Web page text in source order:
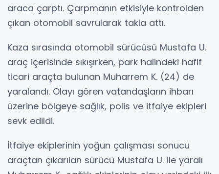
araca çarptı. Çarpmanın etkisiyle kontrolden
çıkan otomobil savrularak takla attı.
Kaza sırasında otomobil sürücüsü Mustafa U.
araç içerisinde sıkışırken, park halindeki hafif
ticari araçta bulunan Muharrem K. (24) de
yaralandı. Olayı gören vatandaşların ihbarı
üzerine bölgeye sağlık, polis ve itfaiye ekipleri
sevk edildi.
İtfaiye ekiplerinin yoğun çalışması sonucu
araçtan çıkarılan sürücü Mustafa U. ile yaralı